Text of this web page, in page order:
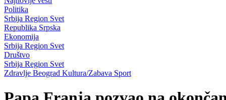
Politika
Srbija Region Svet
Republika Srpska
Ekonomija
Srbija Region Svet
Društvo
Srbija Region Svet
Zdravlje Beograd Kultura/Zabava Sport